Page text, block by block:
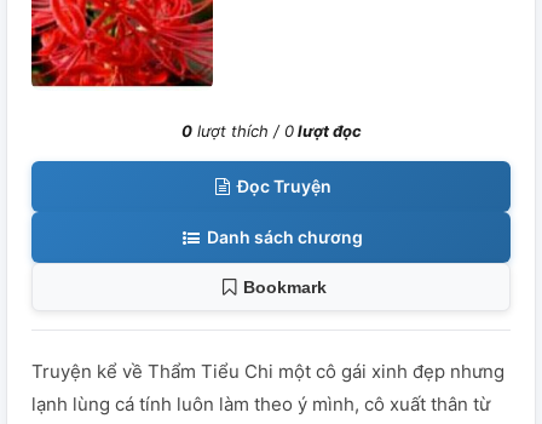
0lượt thích /0lượt đọc
Đọc Truyện
Danh sách chương
Bookmark
Truyện kể về Thẩm Tiểu Chi một cô gái xinh đẹp nhưng
lạnh lùng cá tính luôn làm theo ý mình, cô xuất thân từ